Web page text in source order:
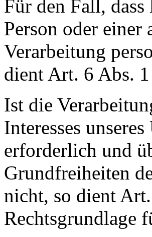
Für den Fall,
Person oder einer
Verarbeitung
dient Art. 6 Abs.
Ist die
Interesses
erforderlich und
Grundfreiheiten
nicht, so dient
Rechtsgrundlage